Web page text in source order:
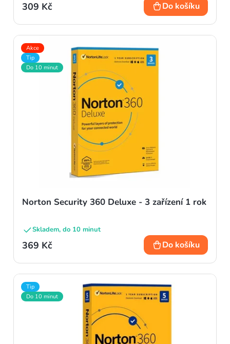
309 Kč Do košíku
Akce
Tip
Do 10 minut
Norton Security 360 Deluxe - 3 zařízení 1 rok
Skladem, do 10 minut
369 Kč Do košíku
Tip
Do 10 minut